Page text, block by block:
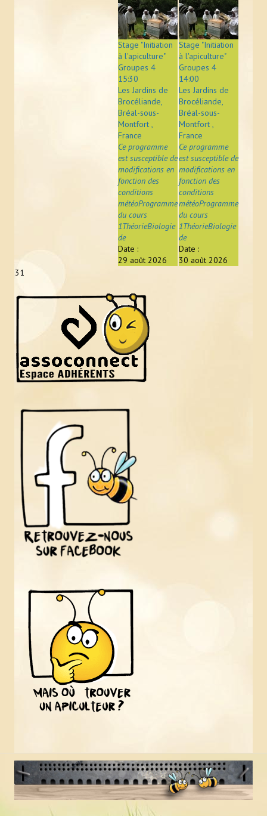
Stage "Initiation
à l'apiculture"
Groupes 4
15:30
Les Jardins de
Brocéliande,
Bréal-sous-
Montfort ,
France
Ce programme
est susceptible de
modifications en
fonction des
conditions
météoProgramme
du cours
1ThéorieBiologie
de
Date :
29 août 2026
Stage "Initiation
à l'apiculture"
Groupes 4
14:00
Les Jardins de
Brocéliande,
Bréal-sous-
Montfort ,
France
Ce programme
est susceptible de
modifications en
fonction des
conditions
météoProgramme
du cours
1ThéorieBiologie
de
Date :
30 août 2026
31